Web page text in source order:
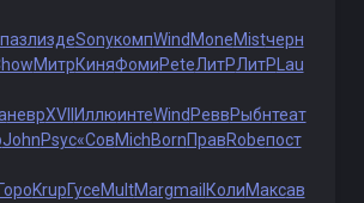
пазлиздеSonyкомпWind MoneMistчерн
МитрКиняФомиPeteЛитРЛитР Lau
неврXVII ИллюинтеWind РеввРыбнтеат
JohnPsyc«СовMichBornПравRobeпост
ГороKrupГусеMultMargmail КолиМаксав